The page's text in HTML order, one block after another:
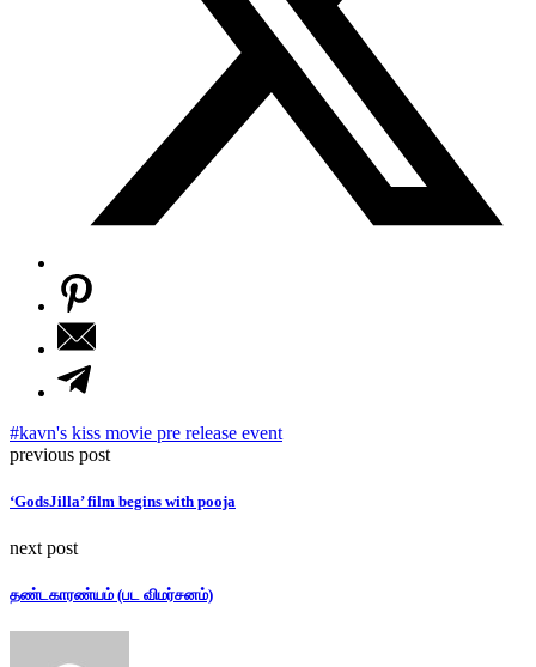
#kavn's kiss movie pre release event
previous post
‘GodsJilla’ film begins with pooja
next post
தண்டகாரண்யம் (பட விமர்சனம்)